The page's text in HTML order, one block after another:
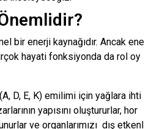
bir enerji kaynağıdır. Ancak ene
hayati fonksiyonda da rol oy
D, E, K) emilimi için yağlara ihti
yapısını oluştururlar, hor
ve organlarımızı dış etkenl